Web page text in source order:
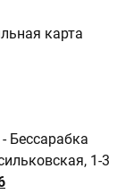
карта
Бессарабка
1-3